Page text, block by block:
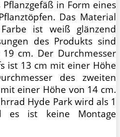
in Form eines
Das Material
ist weiß glänzend
des Produkts sind
cm. Der Durchmesser
ist 13 cm mit einer Höhe
des zweiten
einer Höhe von 14 cm.
Hyde Park wird als 1
es ist keine Montage